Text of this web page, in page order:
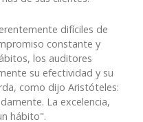
difíciles de
constante y
los auditores
su efectividad y su
como dijo Aristóteles:
La excelencia,
hábito".